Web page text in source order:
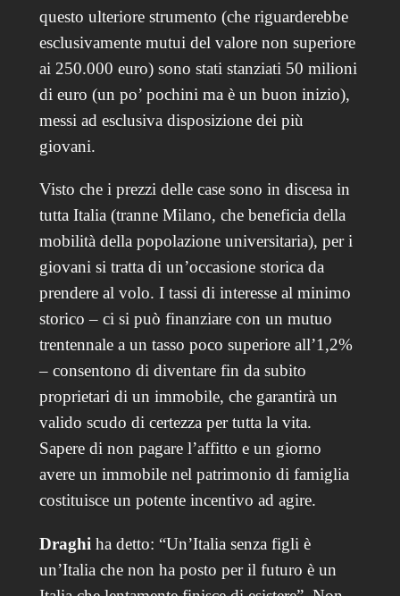
questo ulteriore strumento (che riguarderebbe
esclusivamente mutui del valore non superiore
ai 250.000 euro) sono stati stanziati 50 milioni
di euro (un po’ pochini ma è un buon inizio),
messi ad esclusiva disposizione dei più
giovani.
Visto che i prezzi delle case sono in discesa in
tutta Italia (tranne Milano, che beneficia della
mobilità della popolazione universitaria), per i
giovani si tratta di un’occasione storica da
prendere al volo. I tassi di interesse al minimo
storico – ci si può finanziare con un mutuo
trentennale a un tasso poco superiore all’1,2%
– consentono di diventare fin da subito
proprietari di un immobile, che garantirà un
valido scudo di certezza per tutta la vita.
Sapere di non pagare l’affitto e un giorno
avere un immobile nel patrimonio di famiglia
costituisce un potente incentivo ad agire.
Draghi ha detto: “Un’Italia senza figli è
un’Italia che non ha posto per il futuro è un